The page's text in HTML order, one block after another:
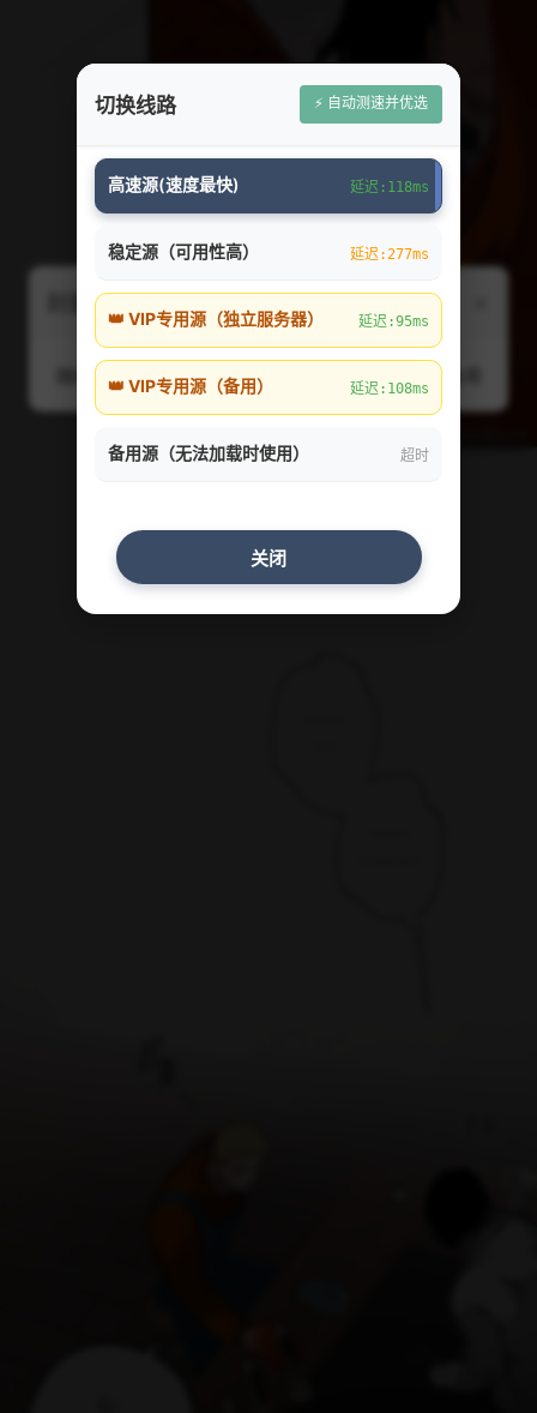
切换线路 ⚡ 自动测速并优选
高速源(速度最快) 延迟:118ms
稳定源（可用性高） 延迟:277ms
👑 VIP专用源（独立服务器） 延迟:95ms
👑 VIP专用源（备用） 延迟:108ms
备用源（无法加载时使用） 超时
关闭
封面图片线路切换（右上角弹出）
线路1 线路2 线路4